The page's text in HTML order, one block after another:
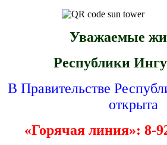
Уважаемые
Республики
В Правительстве
открыта
«Горячая линия»: 8-